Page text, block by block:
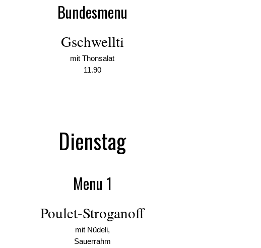
Bundesmenu
Gschwellti
mit Thonsalat
11.90
Dienstag
Menu 1
Poulet-Stroganoff
mit Nüdeli,
Sauerrahm